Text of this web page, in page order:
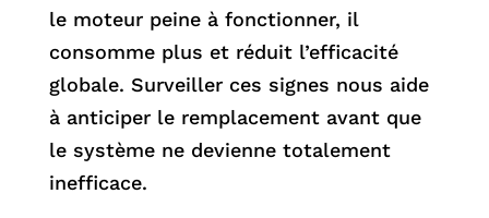
le moteur peine à fonctionner, il
consomme plus et réduit l’efficacité
globale. Surveiller ces signes nous aide
à anticiper le remplacement avant que
le système ne devienne totalement
inefficace.